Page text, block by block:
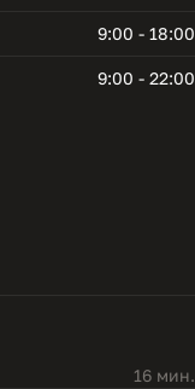
9:00 - 18:00
9:00 - 22:00
16 мин.